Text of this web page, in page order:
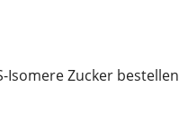
Isomere Zucker bestellen